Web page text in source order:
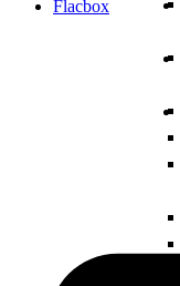
Flacbox